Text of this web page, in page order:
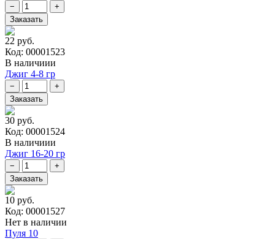
22 руб.
Код: 00001523
В наличиии
Джиг 4-8 гр
30 руб.
Код: 00001524
В наличиии
Джиг 16-20 гр
10 руб.
Код: 00001527
Нет в наличии
Пуля 10